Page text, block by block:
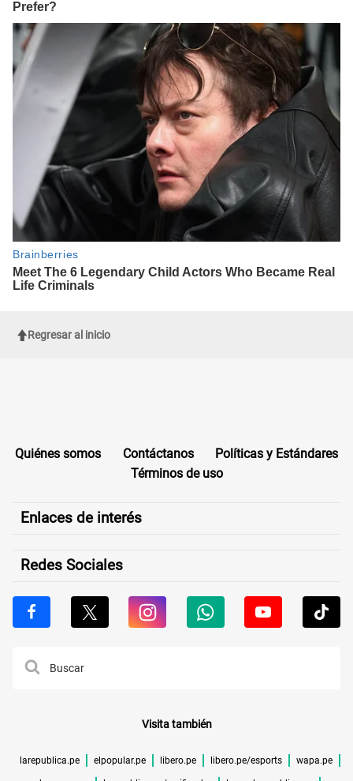
Regresar al inicio
Quiénes somos Contáctanos
Políticas y Estándares
Términos de uso
Enlaces de interés
Redes Sociales
Visita también
larepublica.pe elpopular.pe libero.pe libero.pe/esports wapa.pe